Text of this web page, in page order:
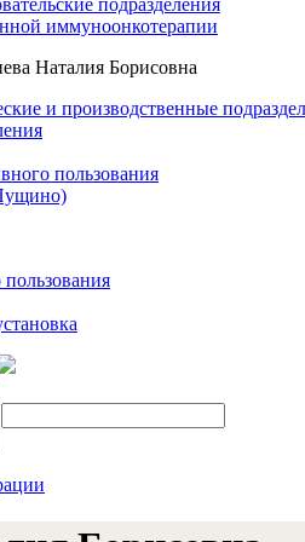
иммуноонкотерапии
Наталия Борисовна
и производственные
пользования